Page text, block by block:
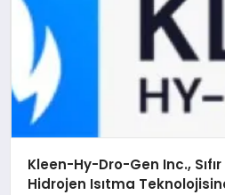
Kleen-Hy-Dro-Gen Inc.,
Hidrojen Isıtma